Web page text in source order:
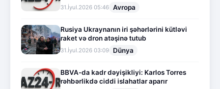
31.İyul.2026 05:46 Avropa
Rusiya Ukraynanın iri şəhərlərini kütləvi
raket və dron atəşinə tutub
31.İyul.2026 03:09 Dünya
BBVA-da kadr dəyişikliyi: Karlos Torres
rəhbərlikdə ciddi islahatlar aparır